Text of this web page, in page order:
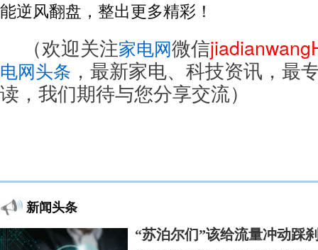
能逆风翻盘，整出更多精彩！
（欢迎关注家电网微信
电网头条 ，最新家电、科技资讯，最
读，我们期待与您分享交流）
新闻头条
“苏泊尔们”该给流量冲动踩